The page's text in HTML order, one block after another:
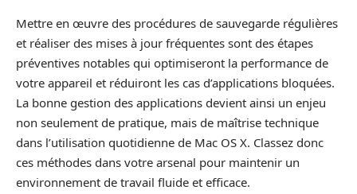
Mettre en œuvre des procédures de sauvegarde régulières
et réaliser des mises à jour fréquentes sont des étapes
préventives notables qui optimiseront la performance de
votre appareil et réduiront les cas d’applications bloquées.
La bonne gestion des applications devient ainsi un enjeu
non seulement de pratique, mais de maîtrise technique
dans l’utilisation quotidienne de Mac OS X. Classez donc
ces méthodes dans votre arsenal pour maintenir un
environnement de travail fluide et efficace.